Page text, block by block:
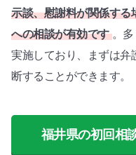
示談、慰謝料が関係する
への相談が有効です 。多
実施しており、まずは弁
断することができます。
福井県の初回相